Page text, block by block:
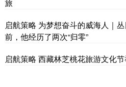
旅
启航策略 为梦想奋斗的威海人｜
前，他经历了两次“归零”
启航策略 西藏林芝桃花旅游文化